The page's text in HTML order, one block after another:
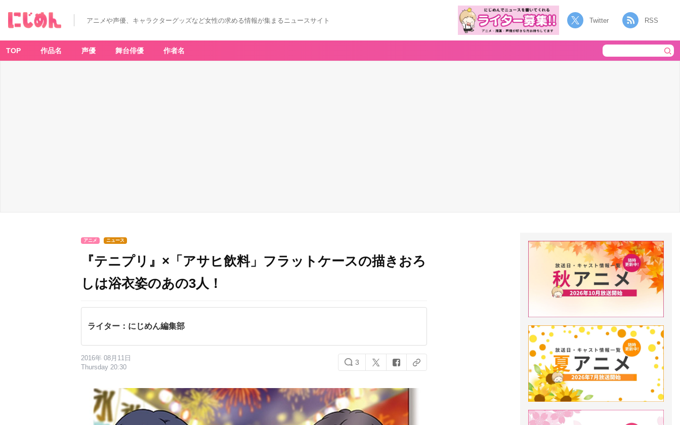
アニメや声優、キャラクターグッズなど女性の求める情報が集まるニュースサイト Twitter RSS
TOP 作品名 声優 舞台俳優 作者名
アニメ ニュース
『テニプリ』×「アサヒ飲料」フラットケースの描きおろ
しは浴衣姿のあの3人！
ライター：にじめん編集部
2016年 08月11日
Thursday 20:30
3